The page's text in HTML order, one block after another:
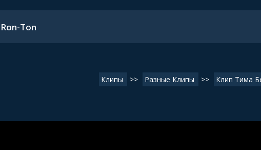
Ron-Ton
Клипы >> Разные Клипы >> Клип Тима